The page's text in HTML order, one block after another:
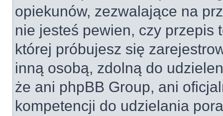
opiekunów, zezwalające na
nie jesteś pewien, czy przepis
której próbujesz się
inną osobą, zdolną do
że ani phpBB Group, ani
kompetencji do udzielania